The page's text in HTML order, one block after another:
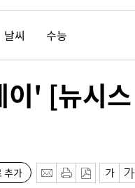
날씨 수능
이' [뉴시스
추가